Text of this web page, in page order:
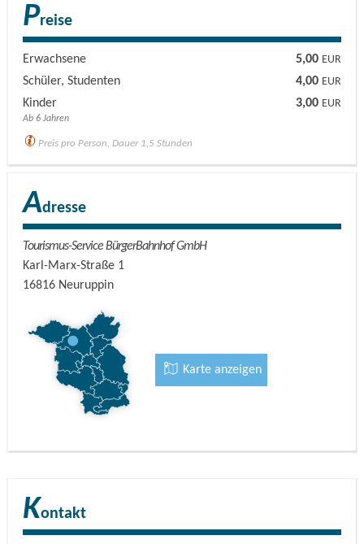
Preise
Erwachsene 5,00 EUR
Schüler, Studenten 4,00 EUR
Kinder 3,00 EUR
Ab 6 Jahren
Preis pro Person, Dauer 1,5 Stunden
Adresse
Tourismus-Service BürgerBahnhof GmbH
Karl-Marx-Straße 1
16816 Neuruppin
Karte anzeigen
Kontakt